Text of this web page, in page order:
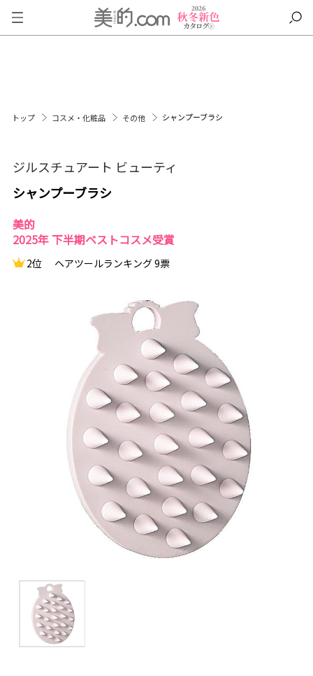
トップ コスメ・化粧品 その他 シャンプーブラシ
ジルスチュアート ビューティ
シャンプーブラシ
美的
2025年 下半期ベストコスメ受賞
2位 ヘアツールランキング 9票